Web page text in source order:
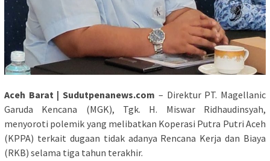
Aceh Barat | Sudutpenanews.com – Direktur PT. Magellanic
Garuda Kencana (MGK), Tgk. H. Miswar Ridhaudinsyah,
menyoroti polemik yang melibatkan Koperasi Putra Putri Aceh
(KPPA) terkait dugaan tidak adanya Rencana Kerja dan Biaya
(RKB) selama tiga tahun terakhir.